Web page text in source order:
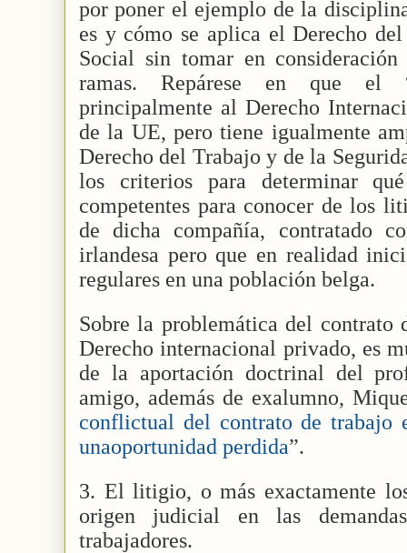
por poner el ejemplo de la
es y cómo se aplica el Derecho
Social sin tomar en
ramas. Repárese en que el
principalmente al Derecho
de la UE, pero tiene igualmente
Derecho del Trabajo y de la
los criterios para determinar
competentes para conocer de los
de dicha compañía, contratado
irlandesa pero que en realidad
regulares en una población belga.
Sobre la problemática del contrato
Derecho internacional privado, es
de la aportación doctrinal del
amigo, además de exalumno,
conflictual del contrato de trabajo
unaoportunidad perdida”.
3. El litigio, o más exactamente
origen judicial en las
trabajadores.